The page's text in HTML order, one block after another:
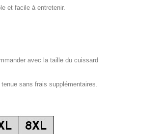
et facile à entretenir.
avec la taille du cuissard
sans frais supplémentaires.